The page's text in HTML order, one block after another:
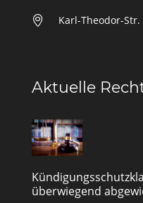
Karl-Theodor-
Aktuelle
überwiegend